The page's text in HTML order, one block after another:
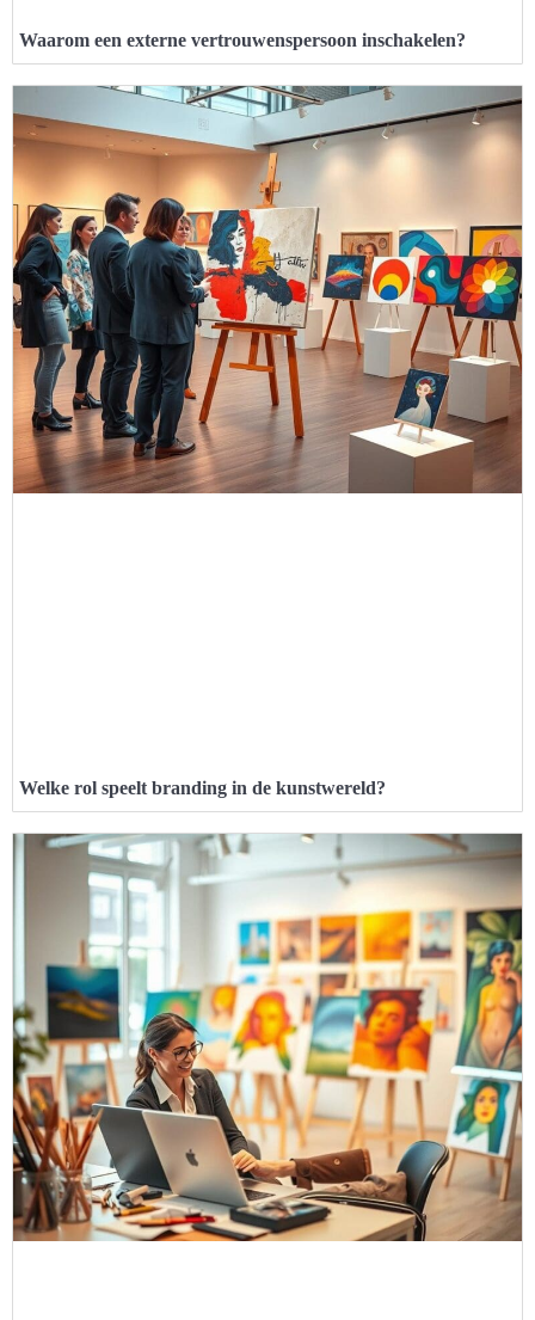
Waarom een externe vertrouwenspersoon inschakelen?
Welke rol speelt branding in de kunstwereld?